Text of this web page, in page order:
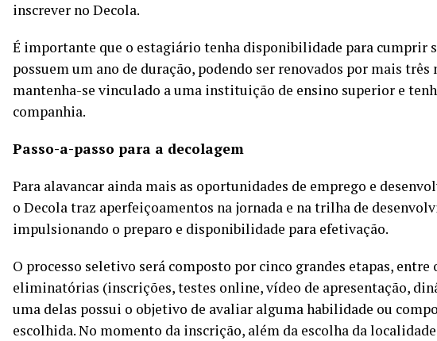
inscrever no Decola.
É importante que o estagiário tenha disponibilidade para cumprir
possuem um ano de duração, podendo ser renovados por mais três
mantenha-se vinculado a uma instituição de ensino superior e
companhia.
Passo-a-passo para a decolagem
Para alavancar ainda mais as oportunidades de emprego e
o Decola traz aperfeiçoamentos na jornada e na trilha de
impulsionando o preparo e disponibilidade para efetivação.
O processo seletivo será composto por cinco grandes etapas, entre
eliminatórias (inscrições, testes online, vídeo de apresentação,
uma delas possui o objetivo de avaliar alguma habilidade ou
escolhida. No momento da inscrição, além da escolha da